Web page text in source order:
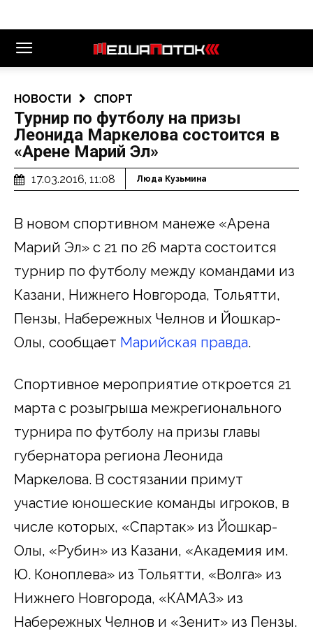
НОВОСТИ СПОРТ
Турнир по футболу на призы
Леонида Маркелова состоится в
«Арене Марий Эл»
17.03.2016, 11:08 Люда Кузьмина
В новом спортивном манеже «Арена
Марий Эл» с 21 по 26 марта состоится
турнир по футболу между командами из
Казани, Нижнего Новгорода, Тольятти,
Пензы, Набережных Челнов и Йошкар-
Олы, сообщает Марийская правда.
Спортивное мероприятие откроется 21
марта с розыгрыша межрегионального
турнира по футболу на призы главы
губернатора региона Леонида
Маркелова. В состязании примут
участие юношеские команды игроков, в
числе которых, «Спартак» из Йошкар-
Олы, «Рубин» из Казани, «Академия им.
Ю. Коноплева» из Тольятти, «Волга» из
Нижнего Новгорода, «КАМАЗ» из
Набережных Челнов и «Зенит» из Пензы.